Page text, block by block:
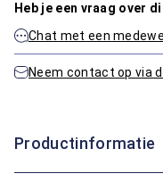
Heb je een vraag over
Chat met een
Neem contact op via
Productinformatie